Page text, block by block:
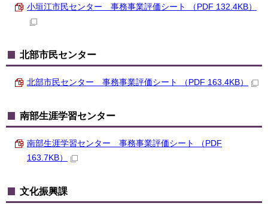
小垣江市民センター 事務事業評価シート （PDF 132.4KB）
北部市民センター
北部市民センター 事務事業評価シート （PDF 163.4KB）
南部生涯学習センター
南部生涯学習センター 事務事業評価シート （PDF
163.7KB）
文化振興課